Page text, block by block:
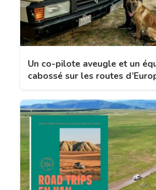
Un co-pilote aveugle et un
cabossé sur les routes